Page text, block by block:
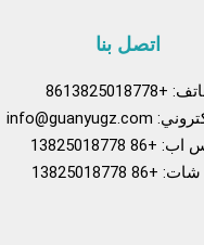
اتصل بنا
+8613825018778
info@guanyugz.com
+86 13825018778
13825018778